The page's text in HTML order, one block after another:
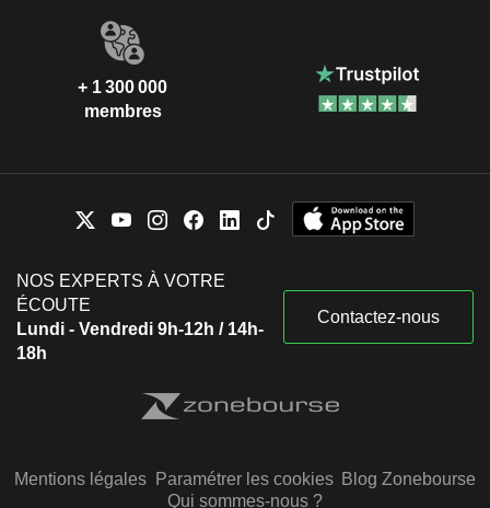
+ 1 300 000
membres
NOS EXPERTS À VOTRE
ÉCOUTE
Lundi - Vendredi 9h-12h / 14h-
18h
Contactez-nous
Mentions légales Paramétrer les cookies Blog Zonebourse
Qui sommes-nous ?